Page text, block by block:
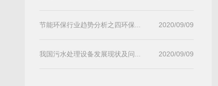
节能环保行业趋势分析之四环保... 2020/09/09
我国污水处理设备发展现状及问... 2020/09/09